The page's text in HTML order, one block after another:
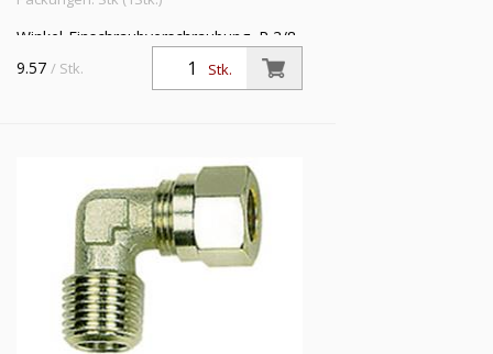
Winkel-Einschraubverschraubung, R 3/8
a., Rohr-Außen-Ø 12 mm, SW 15,
Betriebsdruck max. 60 bar, Temperatur
Stk.
9.57 / Stk.